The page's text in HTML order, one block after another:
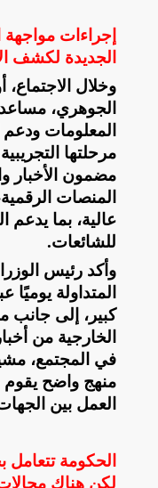
إجراءات مواجهة
الجديدة لكشف
وخلال
الجوهري،
المعلومات ودعم
مرحلتها
مضمون الأخبار
المنصات
عالية، بما يدعم
للشائعات.
وأكد رئيس
المتداولة
كبير، إلى جانب
الخارجية من
في المجتمع،
منهج واضح يقوم
العمل بين
الحكومة
لكن هناك